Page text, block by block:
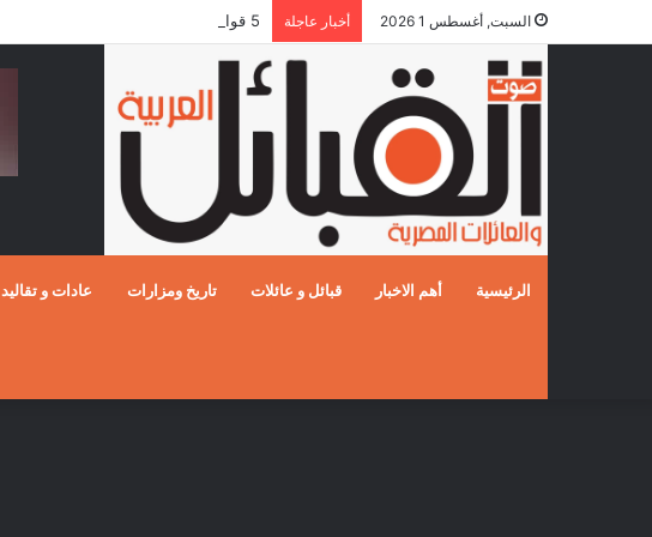
السبت, أغسطس 1 2026 أخبار عاجلة 5 قوافل إماراتية تعبر إلى قطاع غزة محملة بـ792 طناً من المساعدات الإنسانية
الرئيسية أهم الاخبار قبائل و عائلات تاريخ ومزارات عادات و تقاليد